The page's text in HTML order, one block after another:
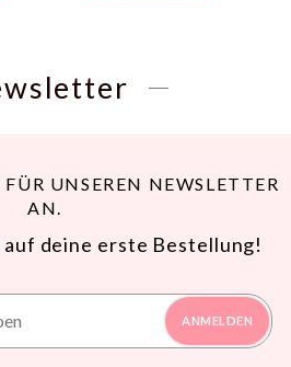
UNSEREN NEWSLETTER
AN.
auf deine erste Bestellung!
ANMELDEN